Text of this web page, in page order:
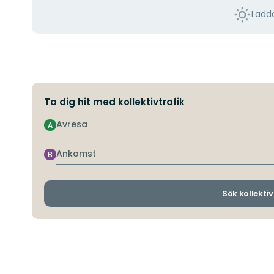
Ta dig hit med kollektivtrafik
Avresa
A
Ankomst
B
Sök